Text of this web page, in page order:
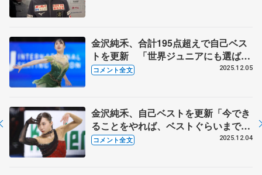
金沢純禾、合計195点超えで自己ベス
トを更新 「世界ジュニアにも選ばれ
たい」【ジュニアGPファイナル女子
コメント全文 2025.12.05
金沢純禾、自己ベストを更新「今でき
ることをやれば、ベストぐらいまでは
出るかなと思ったので。それ以上が出
コメント全文 2025.12.04